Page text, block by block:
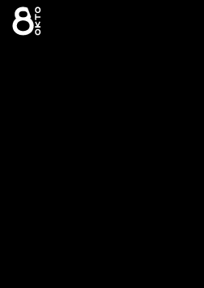
Zum
Inhalt
springen